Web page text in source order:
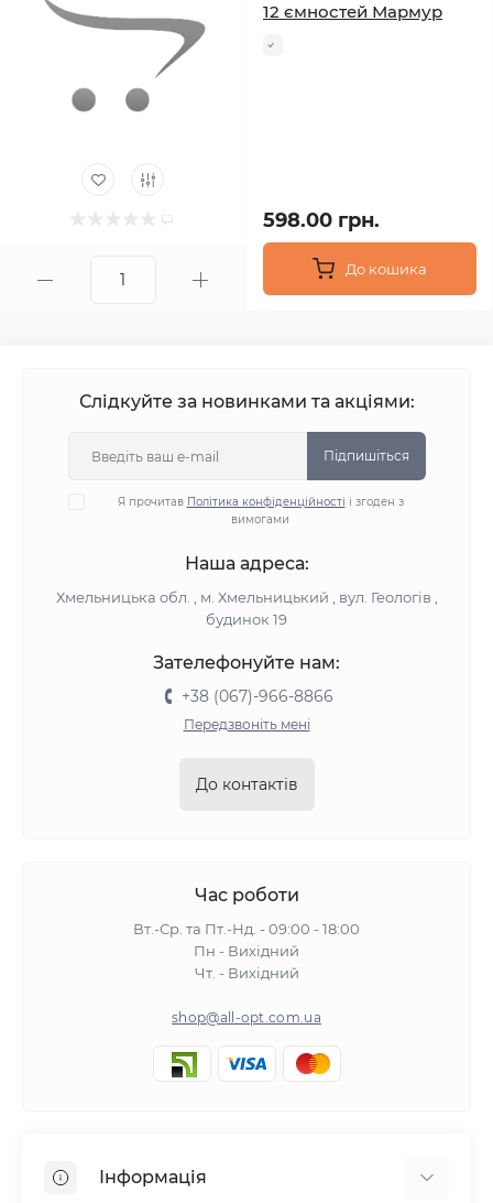
12 ємностей Мармур
598.00 грн.
До кошика
Слідкуйте за новинками та акціями:
Підпишіться
Я прочитав Політика конфіденційності і згоден з
вимогами
Наша адреса:
Хмельницька обл. , м. Хмельницький , вул. Геологів ,
будинок 19
Зателефонуйте нам:
+38 (067)-966-8866
Передзвоніть мені
До контактів
Час роботи
Вт.-Ср. та Пт.-Нд. - 09:00 - 18:00
Пн - Вихідний
Чт. - Вихідний
shop@all-opt.com.ua
Інформація